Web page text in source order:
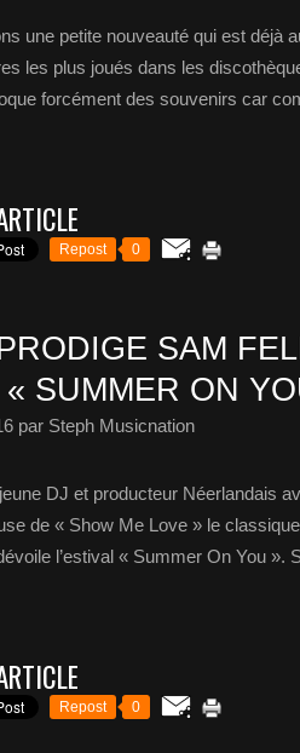
une petite nouveauté qui est déjà
les plus joués dans les
forcément des souvenirs car
Repost 0
SAM
« SUMMER ON
par Steph Musicnation
jeune DJ et producteur Néerlandais
de « Show Me Love » le
l’estival « Summer On You ».
Repost 0